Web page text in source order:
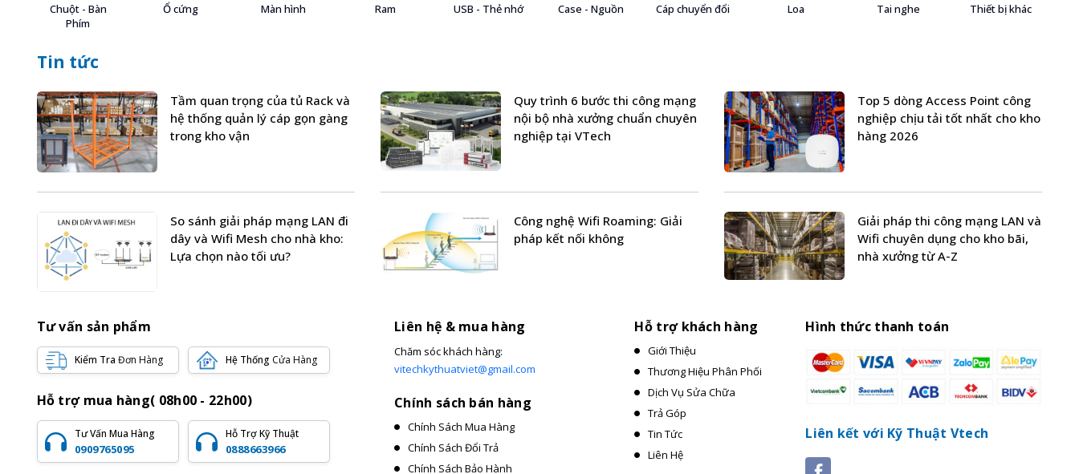
Chuột - Bàn
Phím
Ổ cứng Màn hình Ram USB - Thẻ nhớ Case - Nguồn Cáp chuyển đổi Loa Tai nghe Thiết bị khác
Tin tức
Tầm quan trọng của tủ Rack và
hệ thống quản lý cáp gọn gàng
trong kho vận
Quy trình 6 bước thi công mạng
nội bộ nhà xưởng chuẩn chuyên
nghiệp tại VTech
Top 5 dòng Access Point công
nghiệp chịu tải tốt nhất cho kho
hàng 2026
So sánh giải pháp mạng LAN đi
dây và Wifi Mesh cho nhà kho:
Lựa chọn nào tối ưu?
Công nghệ Wifi Roaming: Giải
pháp kết nối không
Giải pháp thi công mạng LAN và
Wifi chuyên dụng cho kho bãi,
nhà xưởng từ A-Z
Tư vấn sản phẩm
Kiểm Tra Đơn Hàng Hệ Thống Cửa Hàng
Hỗ trợ mua hàng( 08h00 - 22h00)
Tư Vấn Mua Hàng
0909765095
Hỗ Trợ Kỹ Thuật
0888663966
Liên hệ & mua hàng
Chăm sóc khách hàng:
vitechkythuatviet@gmail.com
Chính sách bán hàng
Chính Sách Mua Hàng
Chính Sách Đổi Trả
Chính Sách Bảo Hành
Hỗ trợ khách hàng
Giới Thiệu
Thương Hiệu Phân Phối
Dịch Vụ Sửa Chữa
Trả Góp
Tin Tức
Liên Hệ
Hình thức thanh toán
Liên kết với Kỹ Thuật Vtech